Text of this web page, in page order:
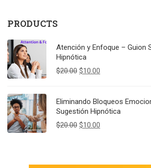
PRODUCTS
Atención y Enfoque – Guion
Hipnótica
$20.00 Original
$20.00.
$10.00
$10.00.
Eliminando Bloqueos
Sugestión Hipnótica
$20.00 Original
$10.00